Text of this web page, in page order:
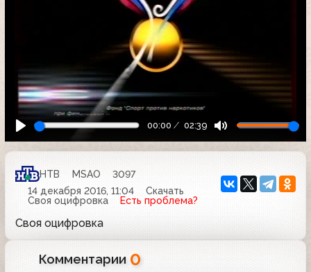
00:00 02:39
НТВ MSAO
3097
14 декабря 2016, 11:04
Скачать
Своя оцифровка
Есть проблема?
Своя оцифровка
Комментарии 0